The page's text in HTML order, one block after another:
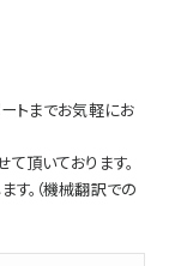
トまでお気軽にお
頂いております。
。（機械翻訳での